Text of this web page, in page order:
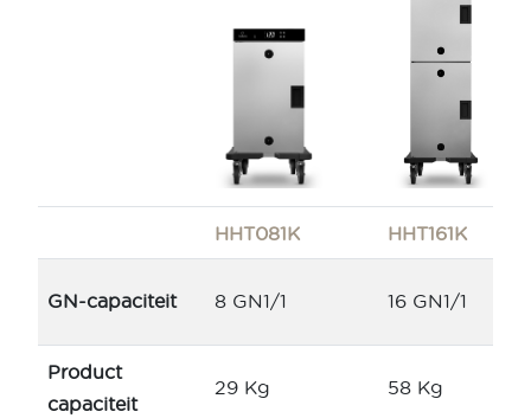
HHT081K HHT161K
GN-capaciteit 8 GN1/1 16 GN1/1
Product
capaciteit
29 Kg 58 Kg